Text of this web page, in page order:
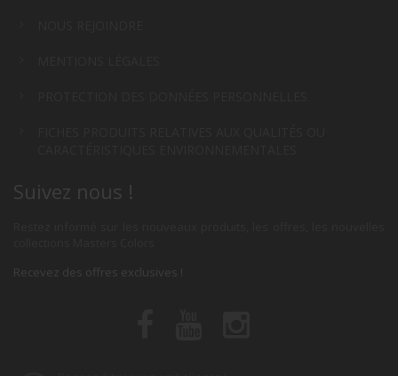
Suivez nous !
Recevez des offres exclusives !